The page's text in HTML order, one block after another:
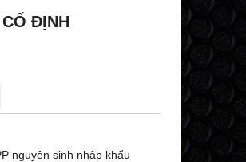
ĐỊNH
nguyên sinh nhập khẩu